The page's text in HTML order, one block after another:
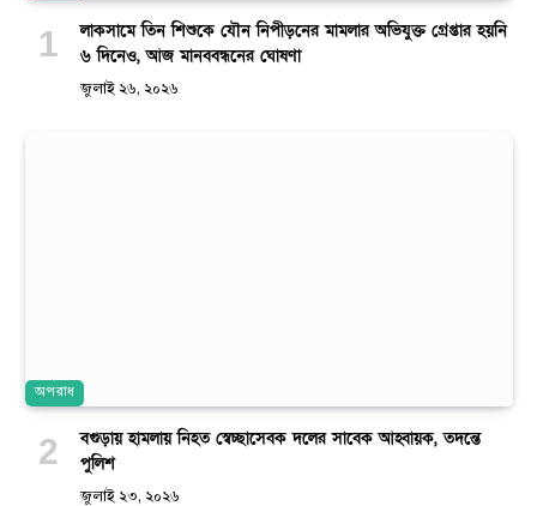
লাকসামে তিন শিশুকে যৌন নিপীড়নের মামলার অভিযুক্ত গ্রেপ্তার হয়নি
৬ দিনেও, আজ মানববন্ধনের ঘোষণা
জুলাই ২৬, ২০২৬
অপরাধ
বগুড়ায় হামলায় নিহত স্বেচ্ছাসেবক দলের সাবেক আহ্বায়ক, তদন্তে
পুলিশ
জুলাই ২৩, ২০২৬